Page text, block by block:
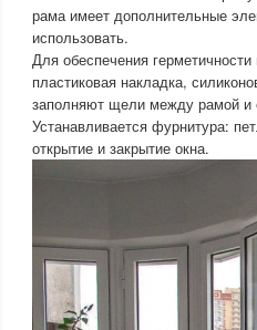
рама имеет дополнительные
использовать.
Для обеспечения
пластиковая накладка,
заполняют щели между рамой и
Устанавливается фурнитура:
открытие и закрытие окна.